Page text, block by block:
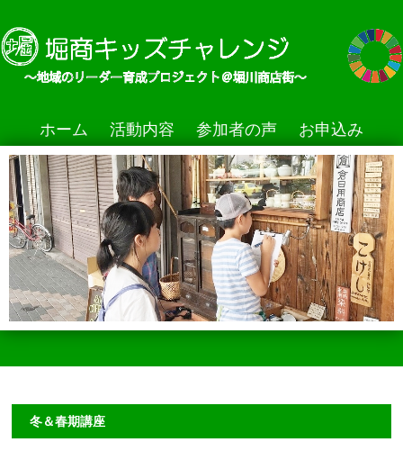
ホーム 活動内容 参加者の声 お申込み
冬＆春期講座